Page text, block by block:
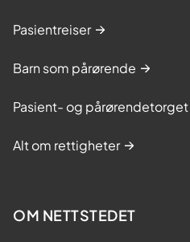
Pasientreiser
Barn som pårørende
Pasient- og pårørendetorget
Alt om rettigheter
OM NETTSTEDET